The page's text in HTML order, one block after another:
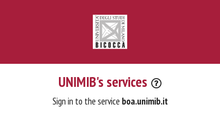
UNIMIB's services
Sign in to the service boa.unimib.it